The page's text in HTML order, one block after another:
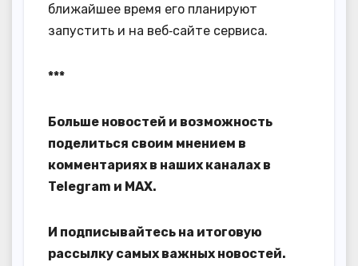
ближайшее время его планируют
запустить и на веб‑сайте сервиса.
***
Больше новостей и возможность
поделиться своим мнением в
комментариях в наших каналах в
Telegram и MAX.
И подписывайтесь на итоговую
рассылку самых важных новостей.